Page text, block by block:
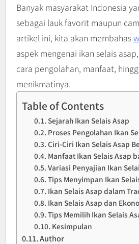
Banyak masyarakat Indonesia
sebagai lauk favorit maupun
artikel ini, kita akan membahas
aspek mengenai ikan selais
cara pengolahan, manfaat,
menikmatinya.
Table of Contents
Sejarah Ikan Selais Asap
Proses Pengolahan Ikan
Ciri-Ciri Ikan Selais Asap
Manfaat Ikan Selais Asap
Variasi Penyajian Ikan
Tips Menyimpan Ikan
Ikan Selais Asap dalam
Ikan Selais Asap dan
Tips Memilih Ikan Selais
Kesimpulan
Author